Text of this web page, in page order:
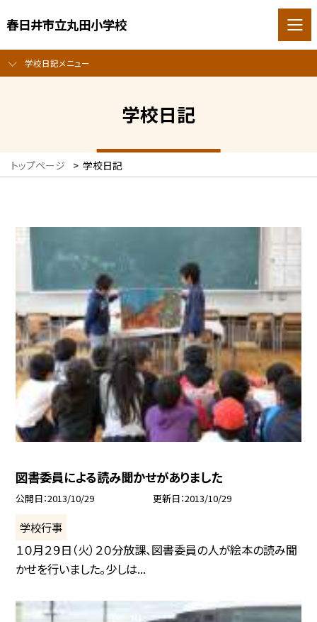
春日井市立丸田小学校
学校日記メニュー
学校日記
トップページ > 学校日記
図書委員による読み聞かせがありました
公開日 2013/10/29 更新日 2013/10/29
学校行事
１０月２９日（火）２０分放課、図書委員の人が絵本の読み聞
かせを行いました。少しは...